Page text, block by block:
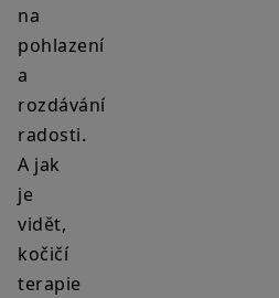
na
pohlazení
a
rozdávání
radosti.
A jak
je
vidět,
kočičí
terapie